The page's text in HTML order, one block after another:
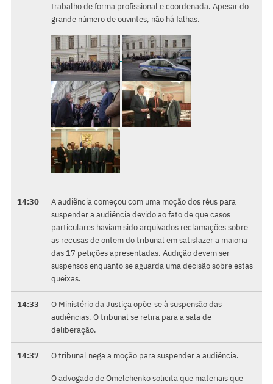
trabalho de forma profissional e coordenada. Apesar do
grande número de ouvintes, não há falhas.
14:30
A audiência começou com uma moção dos réus para
suspender a audiência devido ao fato de que casos
particulares haviam sido arquivados reclamações sobre
as recusas de ontem do tribunal em satisfazer a maioria
das 17 petições apresentadas. Audição devem ser
suspensos enquanto se aguarda uma decisão sobre estas
queixas.
14:33
O Ministério da Justiça opõe-se à suspensão das
audiências. O tribunal se retira para a sala de
deliberação.
14:37 O tribunal nega a moção para suspender a audiência.
O advogado de Omelchenko solicita que materiais que